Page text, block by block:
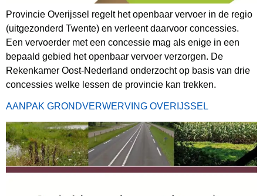
Provincie Overijssel regelt het openbaar vervoer in de regio
(uitgezonderd Twente) en verleent daarvoor concessies.
Een vervoerder met een concessie mag als enige in een
bepaald gebied het openbaar vervoer verzorgen. De
Rekenkamer Oost-Nederland onderzocht op basis van drie
concessies welke lessen de provincie kan trekken.
AANPAK GRONDVERWERVING OVERIJSSEL